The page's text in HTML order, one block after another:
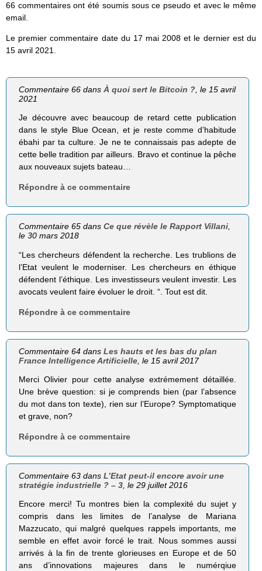
66 commentaires ont été soumis sous ce pseudo et avec le même
email.
Le premier commentaire date du 17 mai 2008 et le dernier est du
15 avril 2021.
Commentaire 66 dansÀ quoi sert le Bitcoin ?, le 15 avril
2021
Je découvre avec beaucoup de retard cette publication
dans le style Blue Ocean, et je reste comme d’habitude
ébahi par ta culture. Je ne te connaissais pas adepte de
cette belle tradition par ailleurs. Bravo et continue la pêche
aux nouveaux sujets bateau…
Répondre à ce commentaire
Commentaire 65 dansCe que révèle le Rapport Villani,
le 30 mars 2018
“Les chercheurs défendent la recherche. Les trublions de
l’Etat veulent le moderniser. Les chercheurs en éthique
défendent l’éthique. Les investisseurs veulent investir. Les
avocats veulent faire évoluer le droit. “. Tout est dit.
Répondre à ce commentaire
Commentaire 64 dansLes hauts et les bas du plan
France Intelligence Artificielle , le 15 avril 2017
Merci Olivier pour cette analyse extrémement détaillée.
Une brève question: si je comprends bien (par l’absence
du mot dans ton texte), rien sur l’Europe? Symptomatique
et grave, non?
Répondre à ce commentaire
Commentaire 63 dansL’Etat peut-il encore avoir une
stratégie industrielle ? – 3 , le 29 juillet 2016
Encore merci! Tu montres bien la complexité du sujet y
compris dans les limites de l’analyse de Mariana
Mazzucato, qui malgré quelques rappels importants, me
semble en effet avoir forcé le trait. Nous sommes aussi
arrivés à la fin de trente glorieuses en Europe et de 50
ans d’innovations majeures dans le numérqiue